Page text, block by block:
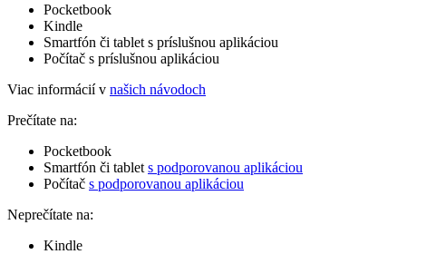
Pocketbook
Kindle
Smartfón či tablet s príslušnou aplikáciou
Počítač s príslušnou aplikáciou
Viac informácií v našich návodoch
Prečítate na:
Pocketbook
Smartfón či tablet s podporovanou aplikáciou
Počítač s podporovanou aplikáciou
Neprečítate na:
Kindle